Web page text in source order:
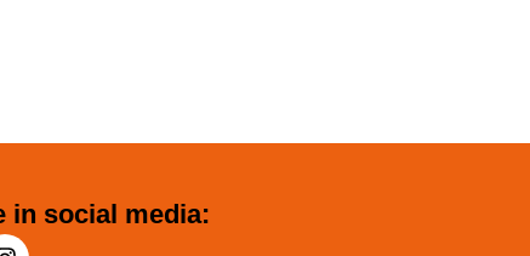
in social media: